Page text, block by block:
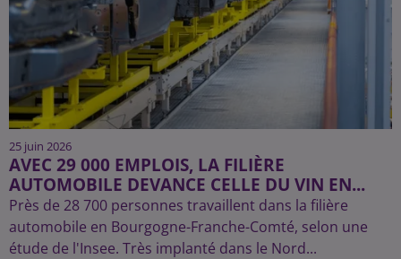
25 juin 2026
AVEC 29 000 EMPLOIS, LA FILIÈRE
AUTOMOBILE DEVANCE CELLE DU VIN EN...
Près de 28 700 personnes travaillent dans la filière
automobile en Bourgogne-Franche-Comté, selon une
étude de l'Insee. Très implanté dans le Nord...